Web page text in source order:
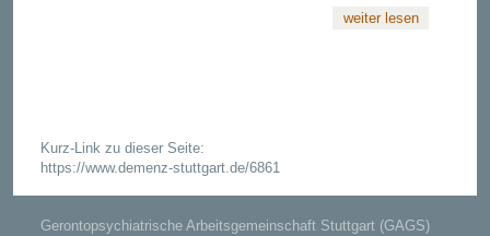
weiter lesen
Kurz-Link zu dieser Seite:
https://www.demenz-stuttgart.de/6861
Gerontopsychiatrische Arbeitsgemeinschaft Stuttgart (GAGS)